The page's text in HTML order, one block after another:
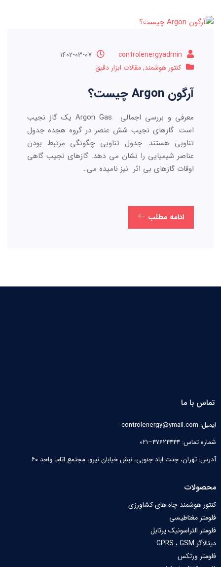
controlenergyadmin
کنتور هوشمند,مقالات ابزار دقیق
آرگون Argon چیست؟
معرفی و بررسی اجمالی Argon Gas یک گاز نجیب
است. گازهای نجیب شش عنصر در گروه هجده جدول
تناوبی هستند. جدول تناوبی چگونگی مرتبط بودن
عناصر شیمیایی را نشان می دهد. گازهای نجیب گاهی
اوقات گازهای بی اثر نیز نامیده می…
ادامه مطلب
تماس با ما
ایمیل: controlenergy@ymail.com
شماره تماس: 47624444–021
آدرس: تهران، جنت اباد جنوبی، نبش خیابان نیرو‌، مجتمع اتام، واحد ۶۰
محصولات
کنتور هوشمند چاه های کشاورزی
فلومتر مغناطیسی
فلومتر التراسونیک پرتابل
دیتالاگر GPRS ، GSM
فلومتر ورتکس